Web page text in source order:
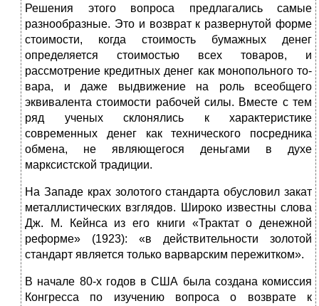
Решения этого вопроса предлагались самые
разнообразные. Это и возврат к развернутой форме
стоимости, когда стоимость бумажных денег
определяется стоимостью всех товаров, и
рассмотрение кредитных денег как монопольного то­
вара, и даже выдвижение на роль всеобщего
эквивалента стоимости рабочей силы. Вместе с тем
ряд ученых склонялись к характеристике
современных денег как технического посредника
обмена, не являющегося деньгами в духе
марксистской традиции.
На Западе крах золотого стандарта обусловил закат
металлистических взглядов. Широко известны слова
Дж. М. Кейнса из его книги «Трактат о денежной
реформе» (1923): «в действительности золотой
стандарт является только варварским пережитком».
В начале 80-х годов в США была создана комиссия
Конгресса по изучению вопроса о возврате к